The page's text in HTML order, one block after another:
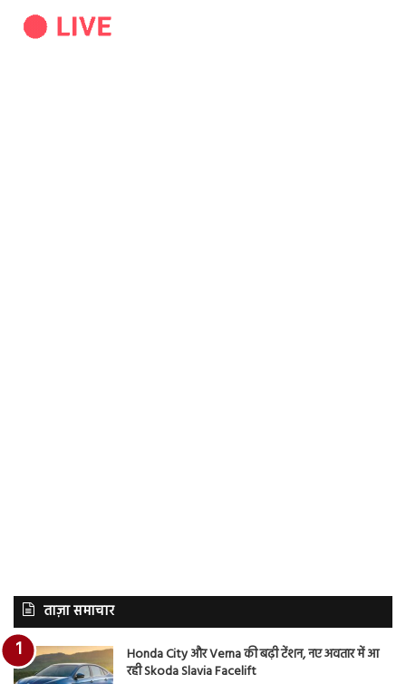
ताज़ा समाचार
Honda City और Verna की बढ़ी टेंशन, नए अवतार में आ
रही Skoda Slavia Facelift